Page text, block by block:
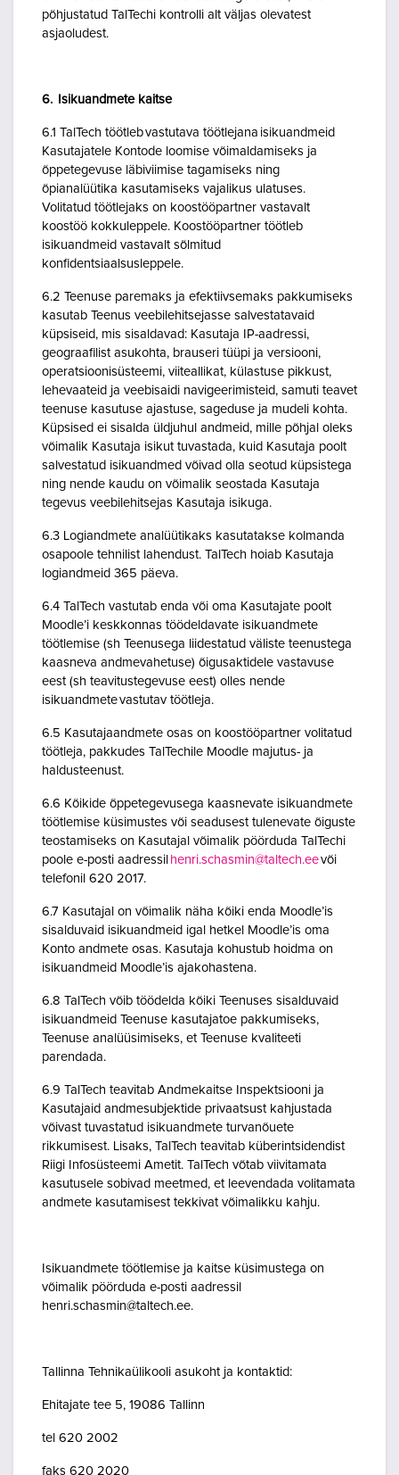
põhjustatud TalTechi kontrolli alt väljas olevatest
asjaoludest.
6. Isikuandmete kaitse
6.1 TalTech töötleb vastutava töötlejana isikuandmeid
Kasutajatele Kontode loomise võimaldamiseks ja
õppetegevuse läbiviimise tagamiseks ning
õpianalüütika kasutamiseks vajalikus ulatuses.
Volitatud töötlejaks on koostööpartner vastavalt
koostöö kokkuleppele. Koostööpartner töötleb
isikuandmeid vastavalt sõlmitud
konfidentsiaalsusleppele.
6.2 Teenuse paremaks ja efektiivsemaks pakkumiseks
kasutab Teenus veebilehitsejasse salvestatavaid
küpsiseid, mis sisaldavad: Kasutaja IP-aadressi,
geograafilist asukohta, brauseri tüüpi ja versiooni,
operatsioonisüsteemi, viiteallikat, külastuse pikkust,
lehevaateid ja veebisaidi navigeerimisteid, samuti teavet
teenuse kasutuse ajastuse, sageduse ja mudeli kohta.
Küpsised ei sisalda üldjuhul andmeid, mille põhjal oleks
võimalik Kasutaja isikut tuvastada, kuid Kasutaja poolt
salvestatud isikuandmed võivad olla seotud küpsistega
ning nende kaudu on võimalik seostada Kasutaja
tegevus veebilehitsejas Kasutaja isikuga.
6.3 Logiandmete analüütikaks kasutatakse kolmanda
osapoole tehnilist lahendust. TalTech hoiab Kasutaja
logiandmeid 365 päeva.
6.4 TalTech vastutab enda või oma Kasutajate poolt
Moodle’i keskkonnas töödeldavate isikuandmete
töötlemise (sh Teenusega liidestatud väliste teenustega
kaasneva andmevahetuse) õigusaktidele vastavuse
eest (sh teavitustegevuse eest) olles nende
isikuandmete vastutav töötleja.
6.5 Kasutajaandmete osas on koostööpartner volitatud
töötleja, pakkudes TalTechile Moodle majutus- ja
haldusteenust.
6.6 Kõikide õppetegevusega kaasnevate isikuandmete
töötlemise küsimustes või seadusest tulenevate õiguste
teostamiseks on Kasutajal võimalik pöörduda TalTechi
poole e-posti aadressil henri.schasmin@taltech.eevõi
telefonil 620 2017.
6.7 Kasutajal on võimalik näha kõiki enda Moodle’is
sisalduvaid isikuandmeid igal hetkel Moodle’is oma
Konto andmete osas. Kasutaja kohustub hoidma on
isikuandmeid Moodle’is ajakohastena.
6.8 TalTech võib töödelda kõiki Teenuses sisalduvaid
isikuandmeid Teenuse kasutajatoe pakkumiseks,
Teenuse analüüsimiseks, et Teenuse kvaliteeti
parendada.
6.9 TalTech teavitab Andmekaitse Inspektsiooni ja
Kasutajaid andmesubjektide privaatsust kahjustada
võivast tuvastatud isikuandmete turvanõuete
rikkumisest. Lisaks, TalTech teavitab küberintsidendist
Riigi Infosüsteemi Ametit. TalTech võtab viivitamata
kasutusele sobivad meetmed, et leevendada volitamata
andmete kasutamisest tekkivat võimalikku kahju.
Isikuandmete töötlemise ja kaitse küsimustega on
võimalik pöörduda e-posti aadressil
henri.schasmin@taltech.ee.
Tallinna Tehnikaülikooli asukoht ja kontaktid:
Ehitajate tee 5, 19086 Tallinn
tel 620 2002
faks 620 2020